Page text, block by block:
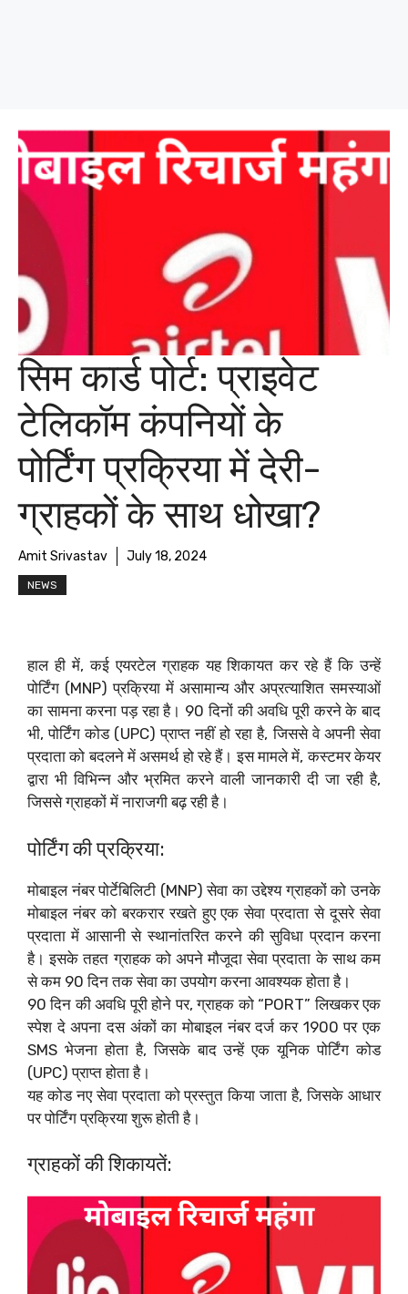
सिम कार्ड पोर्ट: प्राइवेट
टेलिकॉम कंपनियों के
पोर्टिंग प्रक्रिया में देरी-
ग्राहकों के साथ धोखा?
Amit Srivastav July 18, 2024
NEWS
हाल ही में, कई एयरटेल ग्राहक यह शिकायत कर रहे हैं कि उन्हें
पोर्टिंग (MNP) प्रक्रिया में असामान्य और अप्रत्याशित समस्याओं
का सामना करना पड़ रहा है। 90 दिनों की अवधि पूरी करने के बाद
भी, पोर्टिंग कोड (UPC) प्राप्त नहीं हो रहा है, जिससे वे अपनी सेवा
प्रदाता को बदलने में असमर्थ हो रहे हैं। इस मामले में, कस्टमर केयर
द्वारा भी विभिन्न और भ्रमित करने वाली जानकारी दी जा रही है,
जिससे ग्राहकों में नाराजगी बढ़ रही है।
पोर्टिंग की प्रक्रिया:
मोबाइल नंबर पोर्टेबिलिटी (MNP) सेवा का उद्देश्य ग्राहकों को उनके
मोबाइल नंबर को बरकरार रखते हुए एक सेवा प्रदाता से दूसरे सेवा
प्रदाता में आसानी से स्थानांतरित करने की सुविधा प्रदान करना
है। इसके तहत ग्राहक को अपने मौजूदा सेवा प्रदाता के साथ कम
से कम 90 दिन तक सेवा का उपयोग करना आवश्यक होता है।
90 दिन की अवधि पूरी होने पर, ग्राहक को “PORT” लिखकर एक
स्पेश दे अपना दस अंकों का मोबाइल नंबर दर्ज कर 1900 पर एक
SMS भेजना होता है, जिसके बाद उन्हें एक यूनिक पोर्टिंग कोड
(UPC) प्राप्त होता है।
यह कोड नए सेवा प्रदाता को प्रस्तुत किया जाता है, जिसके आधार
पर पोर्टिंग प्रक्रिया शुरू होती है।
ग्राहकों की शिकायतें: